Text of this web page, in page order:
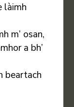
làimh
m’ osan,
a bh’
beartach